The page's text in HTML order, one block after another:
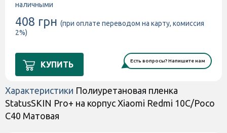
наличными
408 грн (при оплате переводом на карту, комиссия
2%)
КУПИТЬ Есть вопросы? Напишите нам
Характеристики Полиуретановая пленка
StatusSKIN Pro+ на корпус Xiaomi Redmi 10C/Poco
C40 Матовая